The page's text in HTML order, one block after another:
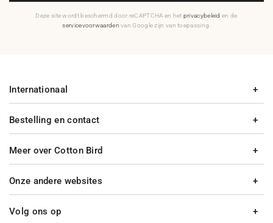
Deze site wordt beschermd door reCAPTCHA en het privacybeleid en de
servicevoorwaarden van Google zijn van toepassing.
Bestelling en contact
Meer over Cotton Bird
Internationaal
Onze andere websites
Volg ons op